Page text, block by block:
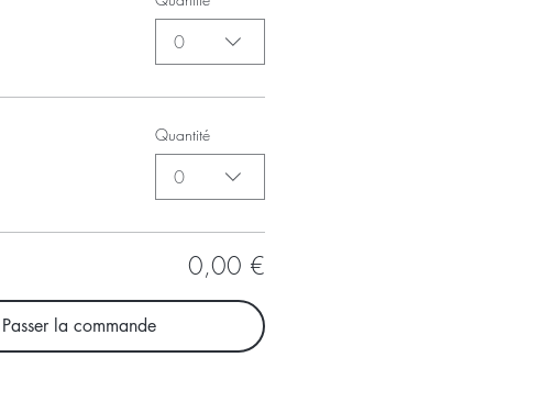
0
Quantité
0
0,00 €
Passer la commande